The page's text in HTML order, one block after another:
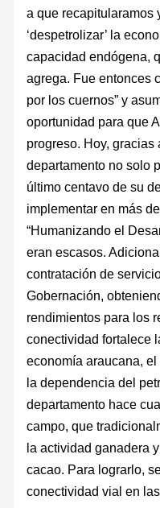
a que recapitularamos
‘despetrolizar’ la
capacidad endógena,
agrega. Fue entonces
por los cuernos” y
oportunidad para que
progreso. Hoy, gracias
departamento no solo
último centavo de su
implementar en más
“Humanizando el
eran escasos.
contratación de
Gobernación,
rendimientos para los
conectividad fortalece
economía araucana,
la dependencia del
departamento hace
campo, que
la actividad ganadera
cacao. Para lograrlo,
conectividad vial en